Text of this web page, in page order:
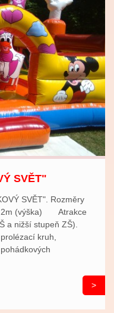
SVĚT"
SVĚT". Rozměry
2m (výška) Atrakce
a nižší stupeň ZŠ).
kruh,
>